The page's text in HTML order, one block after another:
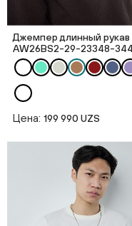
Джемпер длинный рукав
AW26BS2-29-23348-
Цена: 199 990 UZS